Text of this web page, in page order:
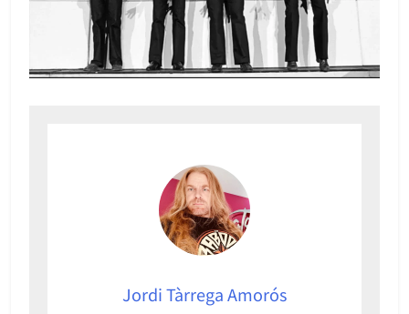
Jordi Tàrrega Amorós